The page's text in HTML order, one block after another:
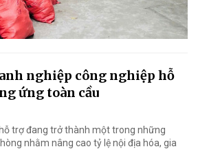
nghiệp công nghiệp hỗ
ứng toàn cầu
trợ đang trở thành một trong những
nhằm nâng cao tỷ lệ nội địa hóa, gia